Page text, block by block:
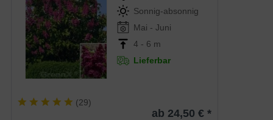
Sonnig-absonnig
Mai - Juni
4 - 6 m
Lieferbar
(29)
ab 24,50 € *